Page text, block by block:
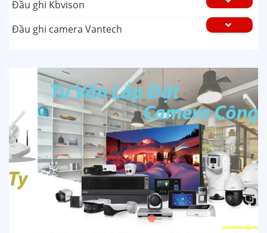
Đầu ghi Kbvison
Đầu ghi camera Vantech